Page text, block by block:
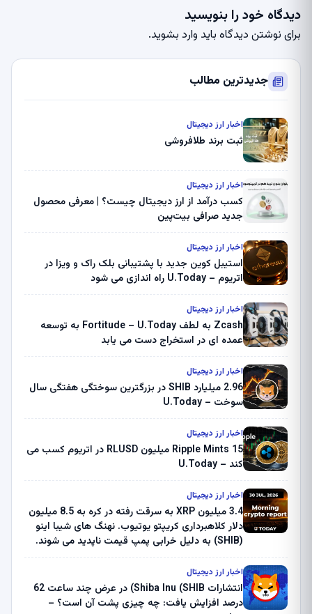
دیدگاه خود را بنویسید
برای نوشتن دیدگاه باید وارد بشوید.
جدیدترین مطالب
اخبار ارز دیجیتال
ثبت برند طلافروشی
اخبار ارز دیجیتال
کسب درآمد از ارز دیجیتال چیست؟ | معرفی محصول
جدید صرافی بیت‌پین
اخبار ارز دیجیتال
استیبل کوین جدید با پشتیبانی بلک راک و ویزا در
اتریوم – U.Today راه اندازی می شود
اخبار ارز دیجیتال
Zcash به لطف Fortitude – U.Today به توسعه
عمده ای در استخراج دست می یابد
اخبار ارز دیجیتال
2.96 میلیارد SHIB در بزرگترین سوختگی هفتگی سال
سوخت – U.Today
اخبار ارز دیجیتال
Ripple Mints 15 میلیون RLUSD در اتریوم کسب می
کند – U.Today
اخبار ارز دیجیتال
3.4 میلیون XRP به سرقت رفته در کره به 8.5 میلیون
دلار کلاهبرداری کریپتو یوتیوب. نهنگ های شیبا اینو
(SHIB) به دلیل خرابی پمپ قیمت ناپدید می شوند.
ثبت کرد – گزارش کریپتو صبح – U.Today
اخبار ارز دیجیتال
انتشارات Shiba Inu (SHIB) در عرض چند ساعت 62
درصد افزایش یافت: چه چیزی پشت آن است؟ –